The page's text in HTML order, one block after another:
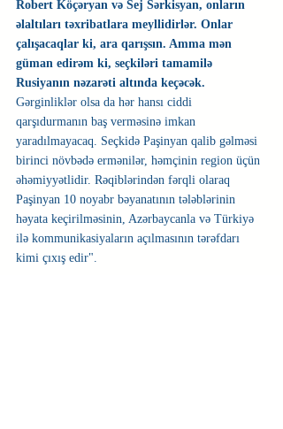
Robert Köçəryan və Sej Sərkisyan, onların
əlaltıları təxribatlara meyllidirlər. Onlar
çalışacaqlar ki, ara qarışsın. Amma mən
güman edirəm ki, seçkiləri tamamilə
Rusiyanın nəzarəti altında keçəcək.
Gərginliklər olsa da hər hansı ciddi
qarşıdurmanın baş verməsinə imkan
yaradılmayacaq. Seçkidə Paşinyan qalib gəlməsi
birinci növbədə ermənilər, həmçinin region üçün
əhəmiyyətlidir. Rəqiblərindən fərqli olaraq
Paşinyan 10 noyabr bəyanatının tələblərinin
həyata keçirilməsinin, Azərbaycanla və Türkiyə
ilə kommunikasiyaların açılmasının tərəfdarı
kimi çıxış edir".